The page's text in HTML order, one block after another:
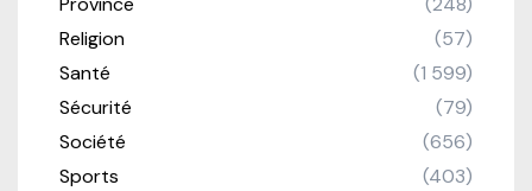
Religion
(57)
Santé
(1 599)
Sécurité
(79)
Société
(656)
Sports
(403)